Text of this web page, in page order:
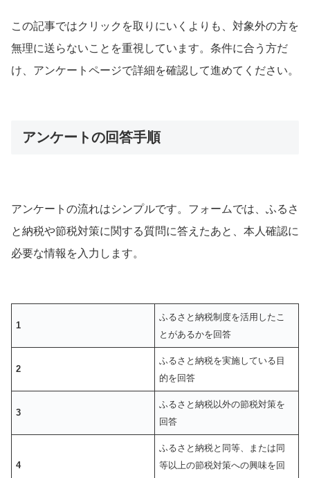
この記事ではクリックを取りにいくよりも、対象外の方を
無理に送らないことを重視しています。条件に合う方だ
け、アンケートページで詳細を確認して進めてください。
アンケートの回答手順
アンケートの流れはシンプルです。フォームでは、ふるさ
と納税や節税対策に関する質問に答えたあと、本人確認に
必要な情報を入力します。
1
ふるさと納税制度を活用したこ
とがあるかを回答
2
ふるさと納税を実施している目
的を回答
3
ふるさと納税以外の節税対策を
回答
4
ふるさと納税と同等、または同
等以上の節税対策への興味を回